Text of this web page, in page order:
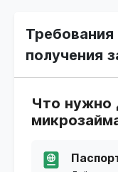
получения
Что нужно